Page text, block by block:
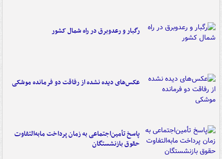
رگبار و رعدوبرق در راه شمال کشور
عکس‌های دیده نشده از رفاقت دو فرمانده‌ موشکی
پاسخ تأمین‌اجتماعی به زمان پرداخت مابه‌التفاوت
حقوق بازنشستگان